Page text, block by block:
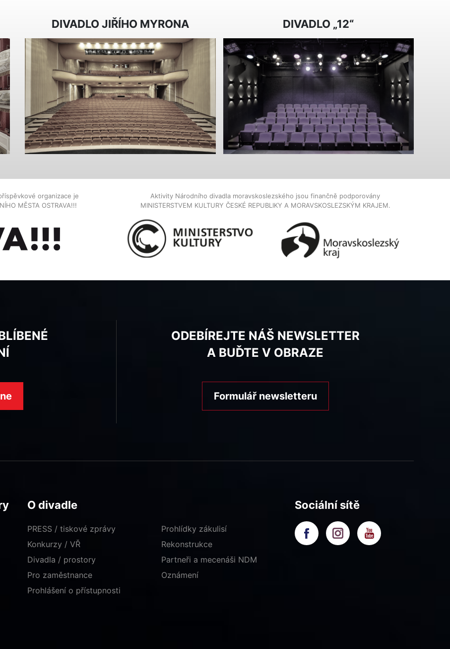
DIVADLO JIŘÍHO MYRONA DIVADLO „12“
organizace je
MĚSTA OSTRAVA!!!
Aktivity Národního divadla moravskoslezského jsou finančně podporovány
MINISTERSTVEM KULTURY ČESKÉ REPUBLIKY A MORAVSKOSLEZSKÝM KRAJEM.
ODEBÍREJTE NÁŠ NEWSLETTER
A BUĎTE V OBRAZE
Formulář newsletteru
O divadle
PRESS / tiskové zprávy
Konkurzy / VŘ
Divadla / prostory
Prohlídky zákulisí
Rekonstrukce
Partneři a mecenáši NDM
Pro zaměstnance
Oznámení
Prohlášení o přístupnosti
Sociální sítě